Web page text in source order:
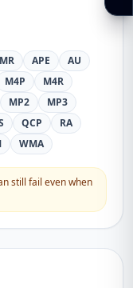
APE
AU
M4P
M4R
MP2
MP3
QCP
RA
WMA
still fail even when